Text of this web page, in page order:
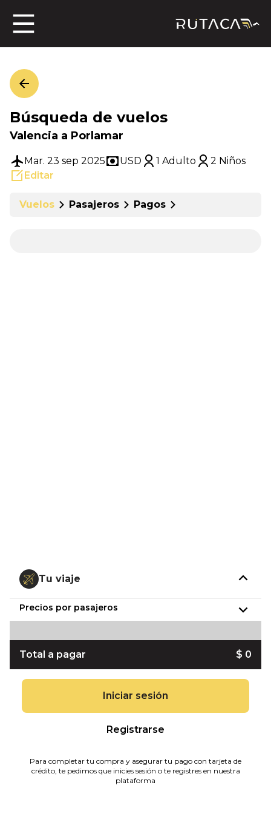
Búsqueda de vuelos
Valencia a Porlamar
Mar. 23 sep 2025 USD 1 Adulto
2 Niños
Editar
Vuelos Pasajeros Pagos
Tu viaje
Precios por pasajeros
Total a pagar $ 0
Iniciar sesión
Registrarse
Para completar tu compra y asegurar tu pago con tarjeta de
crédito, te pedimos que inicies sesión o te registres en nuestra
plataforma